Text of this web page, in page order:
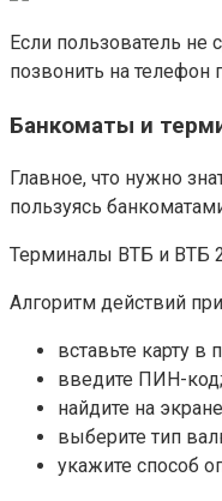
Если пользователь
позвонить на телефон
Банкоматы и
Главное, что нужно
пользуясь
Терминалы ВТБ и ВТБ
Алгоритм действий
вставьте карту
введите ПИН-код;
найдите на
выберите тип
укажите способ